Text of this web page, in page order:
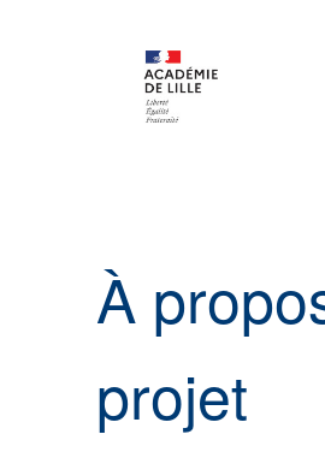
À
projet